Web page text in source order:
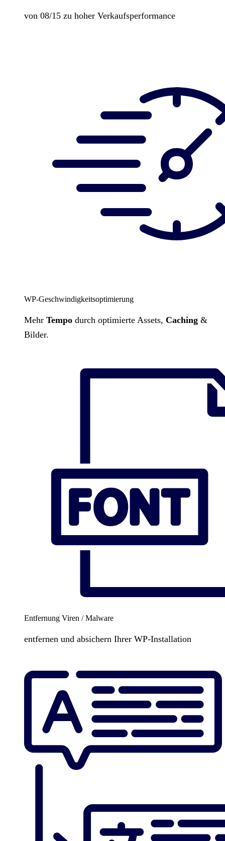
von 08/15 zu hoher Verkaufsperformance
WP-Geschwindigkeitsoptimierung
Mehr Tempo durch optimierte Assets, Caching &
Bilder.
Entfernung Viren / Malware
entfernen und absichern Ihrer WP-Installation